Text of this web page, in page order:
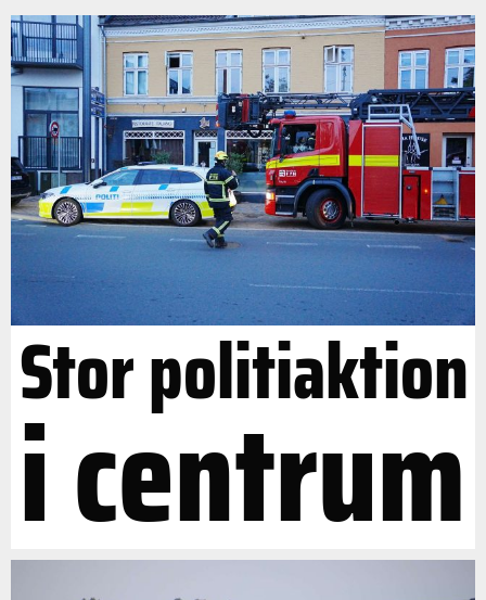
Stor politiaktion
i centrum